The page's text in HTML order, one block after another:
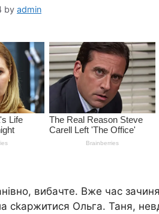
by admin
вибачте. Вже час
сkаржитися Ольга. Таня,